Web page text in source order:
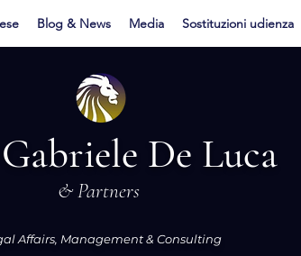
Blog & News Media Sostituzioni udienza
De Luca
& Partners
Affairs, Management & Consulting